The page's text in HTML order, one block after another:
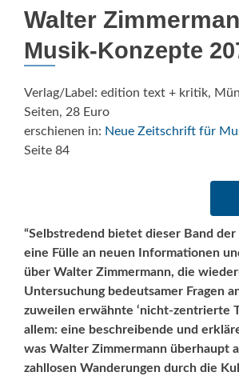
Walter
Musik-Konzepte
Verlag/Label: edition text + kritik,
Seiten, 28 Euro
erschienen in: Neue Zeitschrift für
Seite 84
“Selbstredend bietet dieser Band
eine Fülle an neuen Informationen
über Walter Zimmermann, die
Untersuchung bedeutsamer Fragen
zuweilen erwähnte ‘nicht-zentrierte
allem: eine beschreibende und
was Walter Zimmermann überhaupt
zahllosen Wanderungen durch die